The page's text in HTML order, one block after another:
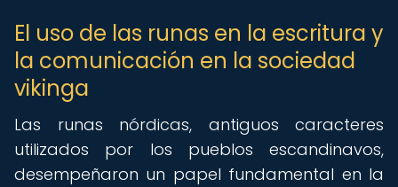
El uso de las runas en la escritura y
la comunicación en la sociedad
vikinga
Las runas nórdicas, antiguos caracteres
utilizados por los pueblos escandinavos,
desempeñaron un papel fundamental en la